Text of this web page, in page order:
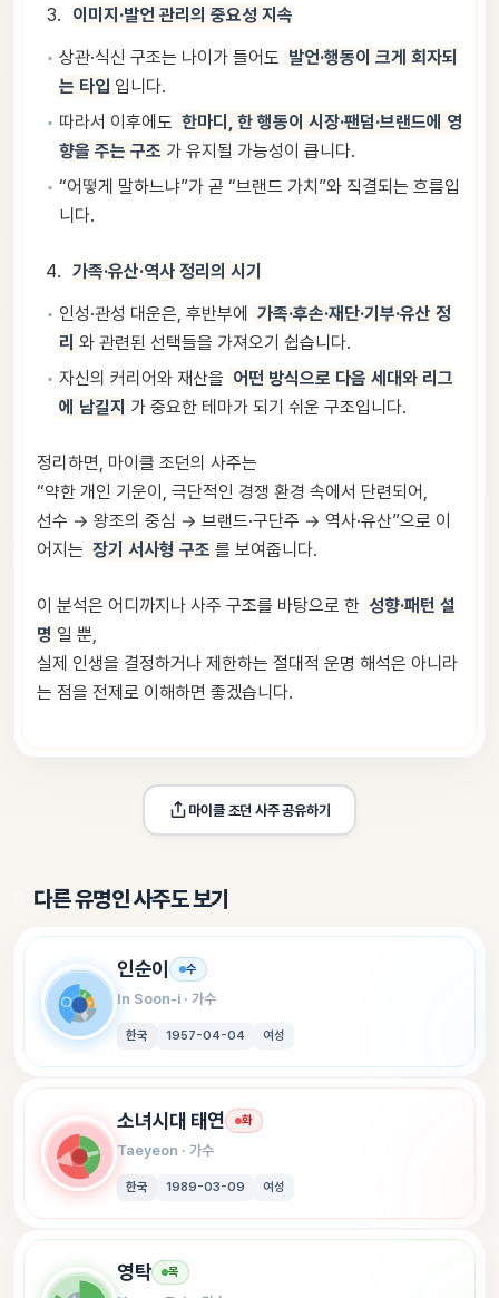
이미지·발언 관리의 중요성 지속
상관·식신 구조는 나이가 들어도 발언·행동이 크게 회자되
는 타입 입니다.
따라서 이후에도 한마디, 한 행동이 시장·팬덤·브랜드에 영
향을 주는 구조 가 유지될 가능성이 큽니다.
“어떻게 말하느냐”가 곧 “브랜드 가치”와 직결되는 흐름입
니다.
가족·유산·역사 정리의 시기
인성·관성 대운은, 후반부에
가족·후손·재단·기부·유산 정
리 와 관련된 선택들을 가져오기 쉽습니다.
자신의 커리어와 재산을 어떤 방식으로 다음 세대와 리그
에 남길지 가 중요한 테마가 되기 쉬운 구조입니다.
정리하면, 마이클 조던의 사주는
“약한 개인 기운이, 극단적인 경쟁 환경 속에서 단련되어,
선수 → 왕조의 중심 → 브랜드·구단주 → 역사·유산”으로 이
어지는 장기 서사형 구조 를 보여줍니다.
이 분석은 어디까지나 사주 구조를 바탕으로 한 성향·패턴 설
명 일 뿐,
실제 인생을 결정하거나 제한하는 절대적 운명 해석은 아니라
는 점을 전제로 이해하면 좋겠습니다.
마이클 조던 사주 공유하기
다른 유명인 사주도 보기
인순이 수
In Soon-i · 가수
한국 1957-04-04 여성
소녀시대 태연 화
Taeyeon · 가수
한국 1989-03-09 여성
영탁 목